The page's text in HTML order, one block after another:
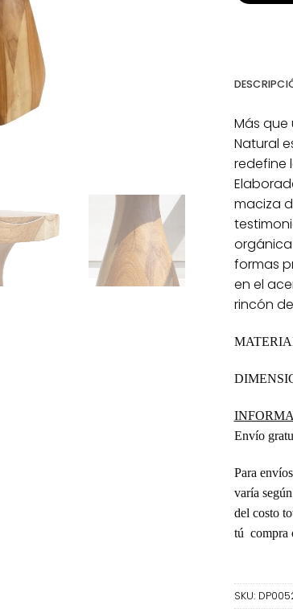
Más que
Natural
redefine
maciza
formas
en el
rincón
Envío
Para
varía
del costo
tú compra
SKU: